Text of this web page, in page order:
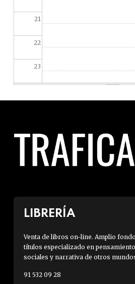
21
22
23
LIBRERÍA
Venta de libros on-line. Amplio
títulos especializado en
sociales y narrativa de otros
91 532 09 28